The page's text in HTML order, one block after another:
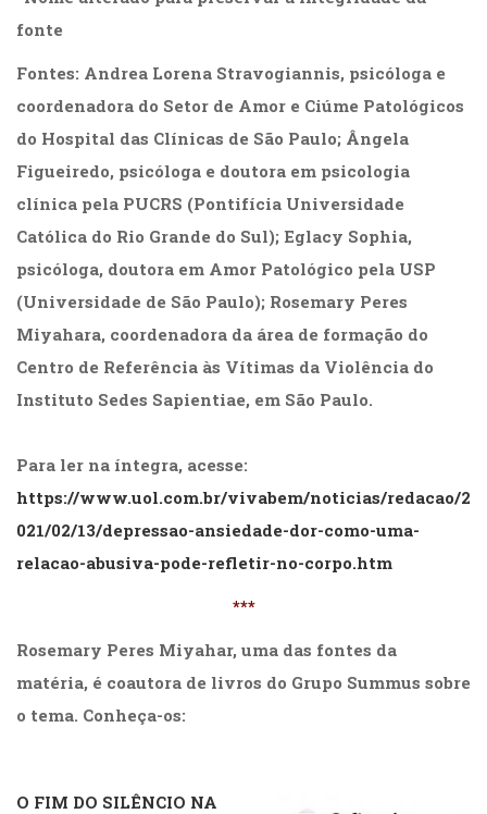
fonte
Fontes: Andrea Lorena Stravogiannis, psicóloga e
coordenadora do Setor de Amor e Ciúme Patológicos
do Hospital das Clínicas de São Paulo; Ângela
Figueiredo, psicóloga e doutora em psicologia
clínica pela PUCRS (Pontifícia Universidade
Católica do Rio Grande do Sul); Eglacy Sophia,
psicóloga, doutora em Amor Patológico pela USP
(Universidade de São Paulo); Rosemary Peres
Miyahara, coordenadora da área de formação do
Centro de Referência às Vítimas da Violência do
Instituto Sedes Sapientiae, em São Paulo.
Para ler na íntegra, acesse:
https://www.uol.com.br/vivabem/noticias/redacao/2
021/02/13/depressao-ansiedade-dor-como-uma-
relacao-abusiva-pode-refletir-no-corpo.htm
***
Rosemary Peres Miyahar, uma das fontes da
matéria, é coautora de livros do Grupo Summus sobre
o tema. Conheça-os:
O FIM DO SILÊNCIO NA